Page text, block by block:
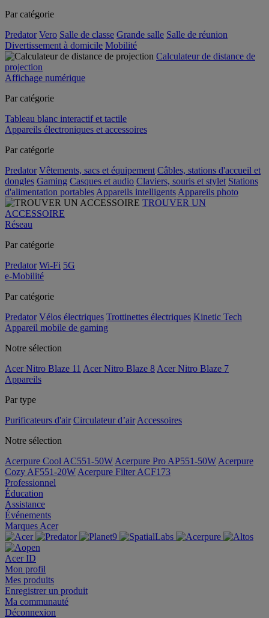
Par catégorie
Predator Vero Salle de classe Grande salle Salle de réunion
Divertissement à domicile Mobilité
Calculateur de distance de
projection
Affichage numérique
Par catégorie
Tableau blanc interactif et tactile
Appareils électroniques et accessoires
Par catégorie
Predator Vêtements, sacs et équipement Câbles, stations d'accueil et
dongles Gaming Casques et audio Claviers, souris et stylet Stations
d'alimentation portables Appareils intelligents Appareils photo
TROUVER UN
ACCESSOIRE
Réseau
Par catégorie
Predator Wi-Fi 5G
e-Mobilité
Par catégorie
Predator Vélos électriques Trottinettes électriques Kinetic Tech
Appareil mobile de gaming
Notre sélection
Acer Nitro Blaze 11 Acer Nitro Blaze 8 Acer Nitro Blaze 7
Appareils
Par type
Purificateurs d'air Circulateur d’air Accessoires
Notre sélection
Acerpure Cool AC551-50W Acerpure Pro AP551-50W Acerpure
Cozy AF551-20W Acerpure Filter ACF173
Professionnel
Éducation
Assistance
Événements
Marques Acer
Acer ID
Mon profil
Mes produits
Enregistrer un produit
Ma communauté
Déconnexion